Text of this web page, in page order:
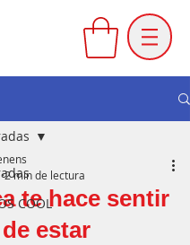
COOL
te hace sentir
estar
2 min de lectura